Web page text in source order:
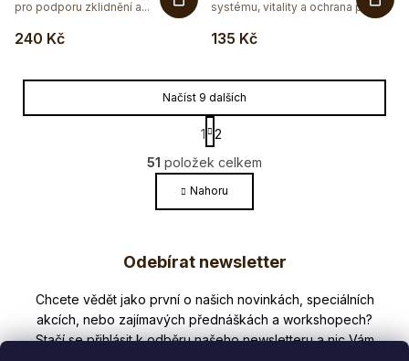
240 Kč
pro podporu zklidnění a...
135 Kč
systému, vitality a ochrana před...
O
v
l
á
a
c
í
p
r
Načíst 9 dalších
S
t
r
á
n
k
á
í
1
2
51 položek celkem
Nahoru
a
Odebírat newsletter
Nezmeškejte žádné novinky či slevy!